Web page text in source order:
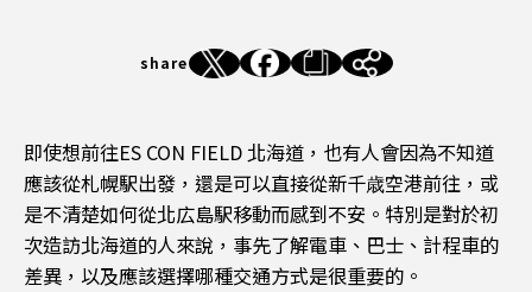
share
即使想前往ES CON FIELD 北海道，也有人會因為不知道
應該從札幌駅出發，還是可以直接從新千歳空港前往，或
是不清楚如何從北広島駅移動而感到不安。特別是對於初
次造訪北海道的人來說，事先了解電車、巴士、計程車的
差異，以及應該選擇哪種交通方式是很重要的。